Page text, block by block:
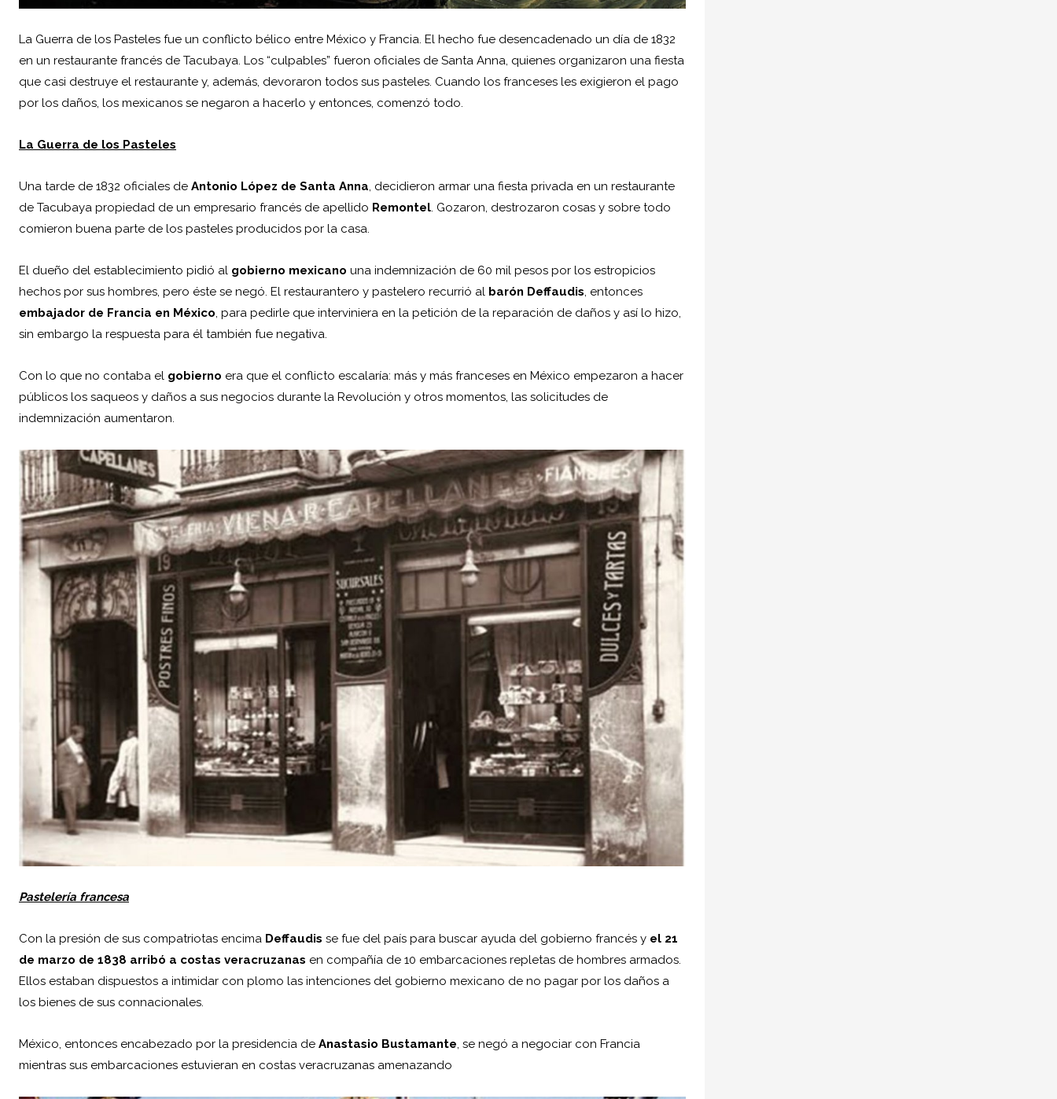
La Guerra de los Pasteles fue un conflicto bélico entre México y Francia. El hecho fue desencadenado un día de 1832
en un restaurante francés de Tacubaya. Los “culpables” fueron oficiales de Santa Anna, quienes organizaron una fiesta
que casi destruye el restaurante y, además, devoraron todos sus pasteles. Cuando los franceses les exigieron el pago
por los daños, los mexicanos se negaron a hacerlo y entonces, comenzó todo.
La Guerra de los Pasteles
Una tarde de 1832 oficiales de Antonio López de Santa Anna, decidieron armar una fiesta privada en un restaurante
de Tacubaya propiedad de un empresario francés de apellido Remontel. Gozaron, destrozaron cosas y sobre todo
comieron buena parte de los pasteles producidos por la casa.
El dueño del establecimiento pidió al gobierno mexicano una indemnización de 60 mil pesos por los estropicios
hechos por sus hombres, pero éste se negó. El restaurantero y pastelero recurrió al barón Deffaudis, entonces
embajador de Francia en México, para pedirle que interviniera en la petición de la reparación de daños y así lo hizo,
sin embargo la respuesta para él también fue negativa.
Con lo que no contaba el gobierno era que el conflicto escalaría: más y más franceses en México empezaron a hacer
públicos los saqueos y daños a sus negocios durante la Revolución y otros momentos, las solicitudes de
indemnización aumentaron.
Pastelería francesa
Con la presión de sus compatriotas encima Deffaudis se fue del país para buscar ayuda del gobierno francés y el 21
de marzo de 1838 arribó a costas veracruzanas en compañía de 10 embarcaciones repletas de hombres armados.
Ellos estaban dispuestos a intimidar con plomo las intenciones del gobierno mexicano de no pagar por los daños a
los bienes de sus connacionales.
México, entonces encabezado por la presidencia de Anastasio Bustamante, se negó a negociar con Francia
mientras sus embarcaciones estuvieran en costas veracruzanas amenazando